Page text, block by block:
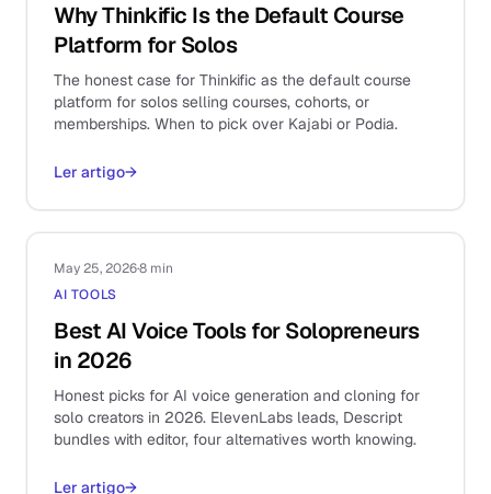
Why Thinkific Is the Default Course
Platform for Solos
The honest case for Thinkific as the default course
platform for solos selling courses, cohorts, or
memberships. When to pick over Kajabi or Podia.
Ler artigo→
May 25, 2026·8 min
AI TOOLS
Best AI Voice Tools for Solopreneurs
in 2026
Honest picks for AI voice generation and cloning for
solo creators in 2026. ElevenLabs leads, Descript
bundles with editor, four alternatives worth knowing.
Ler artigo→